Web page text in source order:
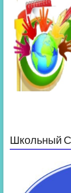
Школьный